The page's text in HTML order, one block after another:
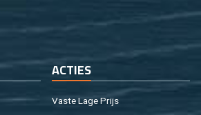
AC­TIES
Vaste Lage Prijs